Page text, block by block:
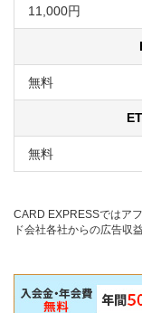
11,000円
無料
無料
CARD EXPRESSではア
ド会社各社からの広告収